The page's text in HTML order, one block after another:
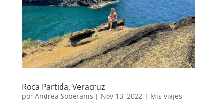
Roca Partida, Veracruz
por Andrea Soberanis | Nov 13, 2022 | Mis viajes